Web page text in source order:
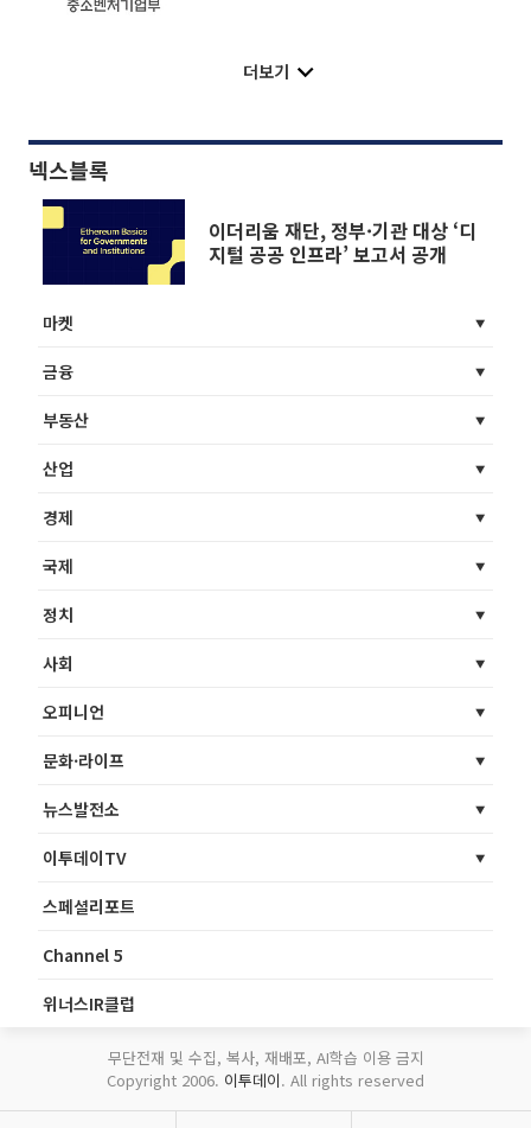
더보기
넥스블록
이더리움 재단, 정부·기관 대상 ‘디
지털 공공 인프라’ 보고서 공개
마켓
금융
부동산
산업
경제
국제
정치
사회
오피니언
문화·라이프
뉴스발전소
이투데이TV
스페셜리포트
Channel 5
위너스IR클럽
무단전재 및 수집, 복사, 재배포, AI학습 이용 금지
Copyright 2006. 이투데이. All rights reserved